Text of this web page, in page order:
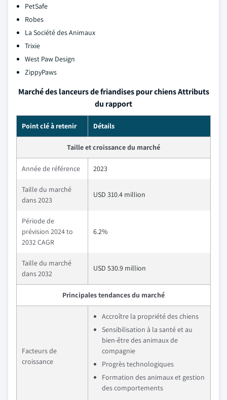
PetSafe
Robes
La Société des Animaux
Trixie
West Paw Design
ZippyPaws
Marché des lanceurs de friandises pour chiens Attributs
du rapport
Point clé à retenir Détails
Taille et croissance du marché
Année de référence 2023
Taille du marché
dans 2023
USD 310.4 million
Période de
prévision 2024 to
2032 CAGR
6.2%
Taille du marché
dans 2032
USD 530.9 million
Principales tendances du marché
Facteurs de
croissance
Accroître la propriété des chiens
Sensibilisation à la santé et au
bien-être des animaux de
compagnie
Progrès technologiques
Formation des animaux et gestion
des comportements